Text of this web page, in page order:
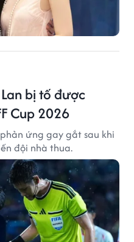
bị tố được
Cup 2026
ứng gay gắt sau khi
đội nhà thua.